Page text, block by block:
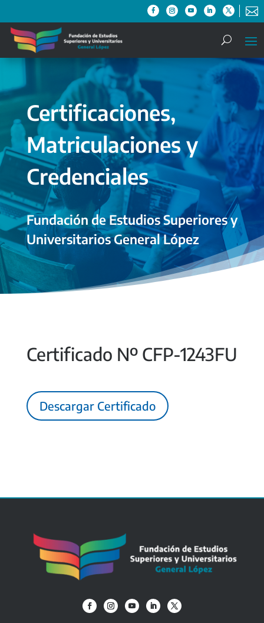

Certificaciones,
Matriculaciones y
Credenciales
Fundación de Estudios Superiores y
Universitarios General López
Certificado Nº CFP-1243FU
Descargar Certificado